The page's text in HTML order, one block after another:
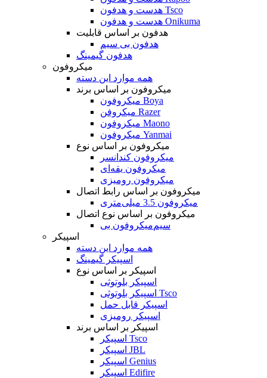
هدست و هدفون Tsco
هدست و هدفون Onikuma
هدفون بر اساس قابلیت
هدفون بی سیم
هدفون گیمینگ
میکروفون
همه موارد این دسته
میکروفون بر اساس برند
میکروفون Boya
میکروفن Razer
میکروفون Maono
میکروفون Yanmai
میکروفون بر اساس نوع
میکروفون کندانسر
میکروفون یقه‌ای
میکروفون رومیزی
میکروفون بر اساس رابط اتصال
میکروفون 3.5 میلی‌متری
میکروفون بر اساس نوع اتصال
میکروفون بی‌‎سیم
اسپیکر
همه موارد این دسته
اسپیکر گیمینگ
اسپیکر بر اساس نوع
اسپیکر بلوتوثی
اسپیکر بلوتوثی Tsco
اسپیکر قابل حمل
اسپیکر رومیزی
اسپیکر بر اساس برند
اسپیکر Tsco
اسپیکر JBL
اسپیکر Genius
اسپیکر Edifire